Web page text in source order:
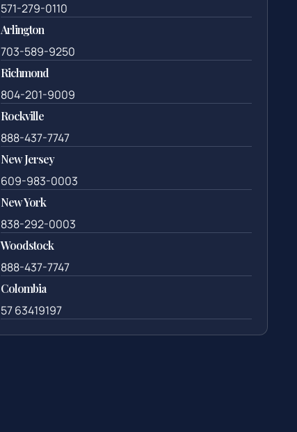
571-279-0110
Arlington
703-589-9250
Richmond
804-201-9009
Rockville
888-437-7747
New Jersey
609-983-0003
New York
838-292-0003
Woodstock
888-437-7747
Colombia
57 63419197